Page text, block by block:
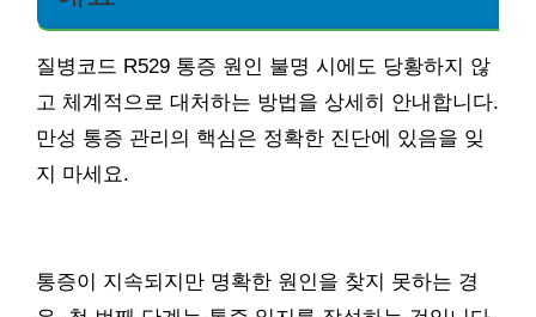
질병코드 R529 통증 원인 불명 시에도 당황하지 않
고 체계적으로 대처하는 방법을 상세히 안내합니다.
만성 통증 관리의 핵심은 정확한 진단에 있음을 잊
지 마세요.
통증이 지속되지만 명확한 원인을 찾지 못하는 경